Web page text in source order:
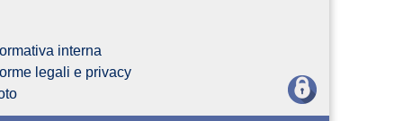
interna
legali e privacy